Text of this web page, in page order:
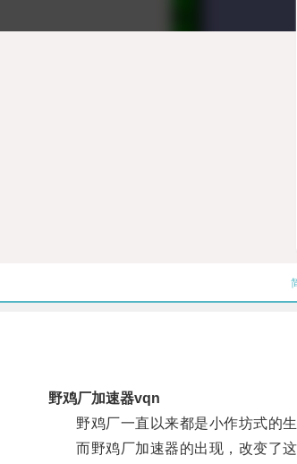
野鸡厂加速器vqn
野鸡厂一直以来都是小作坊式的生
而野鸡厂加速器的出现，改变了这